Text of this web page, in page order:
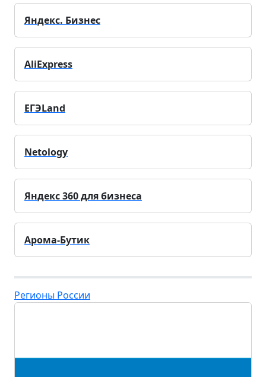
Яндекс. Бизнес
AliExpress
ЕГЭLand
Netology
Яндекс 360 для бизнеса
Арома-Бутик
Регионы России